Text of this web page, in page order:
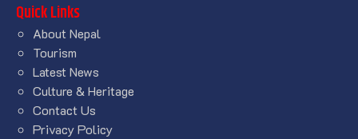
Quick Links
About Nepal
Tourism
Latest News
Culture & Heritage
Contact Us
Privacy Policy